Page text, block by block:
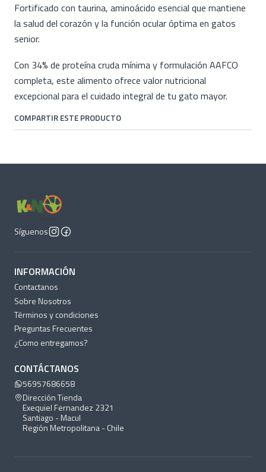
Fortificado con taurina, aminoácido esencial que mantiene
la salud del corazón y la función ocular óptima en gatos
senior.
Con 34% de proteína cruda mínima y formulación AAFCO
completa, este alimento ofrece valor nutricional
excepcional para el cuidado integral de tu gato mayor.
COMPARTIR ESTE PRODUCTO
Síguenos
INFORMACIÓN
Contactanos
Sobre Nosotros
Términos y condiciones
Preguntas Frecuentes
¿Como entregamos?
CONTÁCTANOS
56957686658
Dirección Tienda
Exequiel Fernandez 2321
Santiago - Macul
Región Metropolitana - Chile